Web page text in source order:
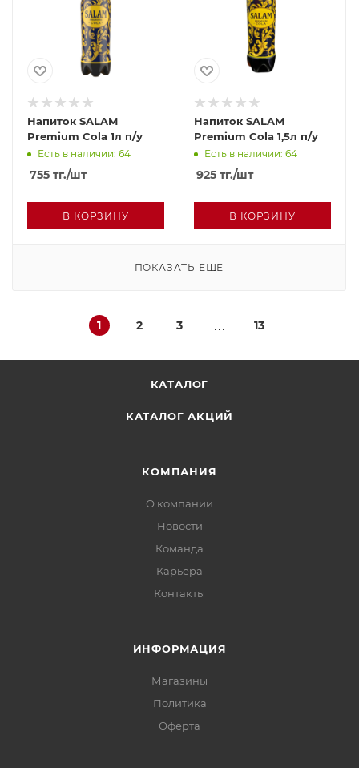
Напиток SALAM
Premium Cola 1л п/у
Есть в наличии: 64
755 тг./шт
В КОРЗИНУ
Напиток SALAM
Premium Cola 1,5л п/у
Есть в наличии: 64
925 тг./шт
В КОРЗИНУ
ПОКАЗАТЬ ЕЩЕ
1 2 3 13
КАТАЛОГ
КАТАЛОГ АКЦИЙ
КОМПАНИЯ
О компании
Новости
Команда
Карьера
Контакты
ИНФОРМАЦИЯ
Магазины
Политика
Офертa